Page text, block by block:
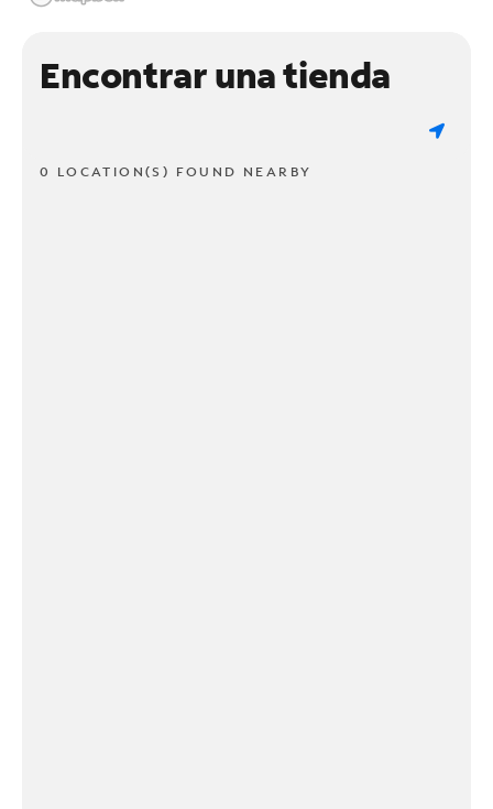
Encontrar una tienda
0 LOCATION(S) FOUND NEARBY